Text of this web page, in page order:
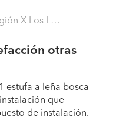
Lagos - Llanquihue)
otras
estufa a leña bosca
que
de instalación.